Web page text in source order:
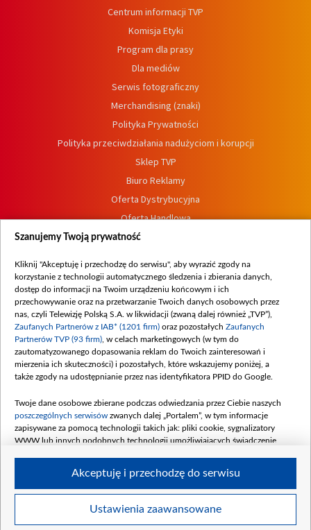
Centrum informacji TVP
Komisja Etyki
Program dla prasy
Dla mediów
Serwis fotograficzny
Merchandising (znaki)
Polityka Prywatności
Polityka przeciwdziałania nadużyciom i korupcji
Sklep TVP
Biuro Reklamy
Oferta Dystrybucyjna
Oferta Handlowa
Dostępność
Procedura zgłoszeń wewnętrznych
Szanujemy Twoją prywatność
Kliknij "Akceptuję i przechodzę do serwisu", aby wyrazić zgody na
korzystanie z technologii automatycznego śledzenia i zbierania danych,
dostęp do informacji na Twoim urządzeniu końcowym i ich
przechowywanie oraz na przetwarzanie Twoich danych osobowych przez
nas, czyli Telewizję Polską S.A. w likwidacji (zwaną dalej również „TVP”),
Zaufanych Partnerów z IAB* (1201 firm) oraz pozostałych Zaufanych
Partnerów TVP (93 firm) , w celach marketingowych (w tym do
zautomatyzowanego dopasowania reklam do Twoich zainteresowań i
mierzenia ich skuteczności) i pozostałych, które wskazujemy poniżej, a
także zgody na udostępnianie przez nas identyfikatora PPID do Google.
Twoje dane osobowe zbierane podczas odwiedzania przez Ciebie naszych
poszczególnych serwisów zwanych dalej „Portalem”, w tym informacje
zapisywane za pomocą technologii takich jak: pliki cookie, sygnalizatory
WWW lub innych podobnych technologii umożliwiających świadczenie
Twoje dane osobowe zbierane podczas odwiedzania przez Ciebie
Ustawienia zaawansowane
Akceptuję i przechodzę do serwisu